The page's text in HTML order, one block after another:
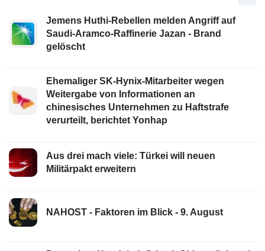
Jemens Huthi-Rebellen melden Angriff auf
Saudi-Aramco-Raffinerie Jazan - Brand
gelöscht
Ehemaliger SK-Hynix-Mitarbeiter wegen
Weitergabe von Informationen an
chinesisches Unternehmen zu Haftstrafe
verurteilt, berichtet Yonhap
Aus drei mach viele: Türkei will neuen
Militärpakt erweitern
NAHOST - Faktoren im Blick - 9. August